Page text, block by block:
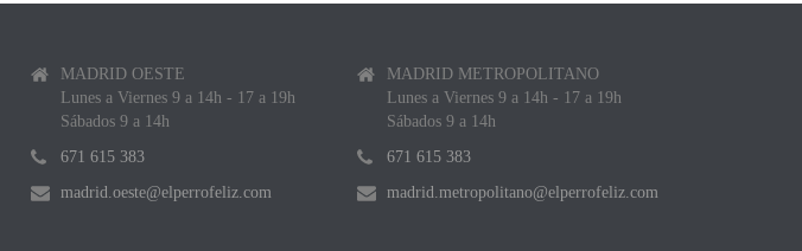
MADRID OESTE
Lunes a Viernes 9 a 14h - 17 a 19h
Sábados 9 a 14h
671 615 383
madrid.oeste@elperrofeliz.com
MADRID METROPOLITANO
Lunes a Viernes 9 a 14h - 17 a 19h
Sábados 9 a 14h
671 615 383
madrid.metropolitano@elperrofeliz.com